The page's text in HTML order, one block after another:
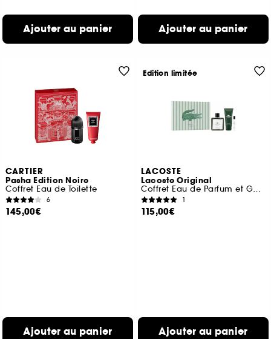
Ajouter au panier Ajouter au panier
CARTIER
Pasha Edition Noire
Coffret Eau de Toilette
6
145,00€
Ajouter au panier
LACOSTE
Lacoste Original
Coffret Eau de Parfum et Gel Douche
1
115,00€
Ajouter au panier
Edition limitée